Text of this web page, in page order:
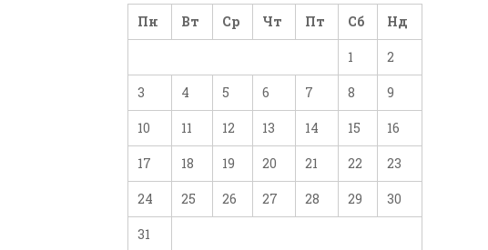
Пн
Вт Ср Чт Пт Сб Нд
1 2
3 4 5 6 7 8 9
10 11 12 13 14 15 16
17 18 19 20 21 22 23
24 25 26 27 28 29 30
31